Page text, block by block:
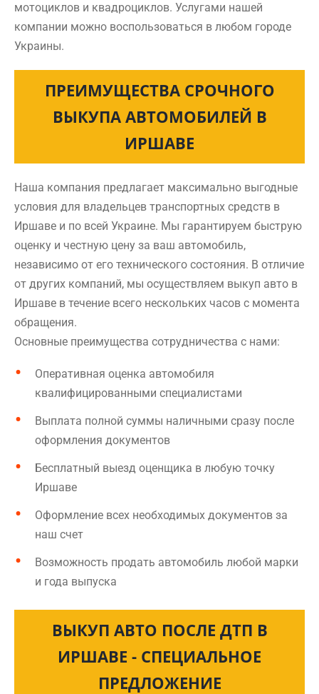
мотоциклов и квадроциклов. Услугами нашей
компании можно воспользоваться в любом городе
Украины.
ПРЕИМУЩЕСТВА СРОЧНОГО
ВЫКУПА АВТОМОБИЛЕЙ В
ИРШАВЕ
Наша компания предлагает максимально выгодные
условия для владельцев транспортных средств в
Иршаве и по всей Украине. Мы гарантируем быструю
оценку и честную цену за ваш автомобиль,
независимо от его технического состояния. В отличие
от других компаний, мы осуществляем выкуп авто в
Иршаве в течение всего нескольких часов с момента
обращения.
Основные преимущества сотрудничества с нами:
Оперативная оценка автомобиля
квалифицированными специалистами
Выплата полной суммы наличными сразу после
оформления документов
Бесплатный выезд оценщика в любую точку
Иршаве
Оформление всех необходимых документов за
наш счет
Возможность продать автомобиль любой марки
и года выпуска
ВЫКУП АВТО ПОСЛЕ ДТП В
ИРШАВЕ - СПЕЦИАЛЬНОЕ
ПРЕДЛОЖЕНИЕ